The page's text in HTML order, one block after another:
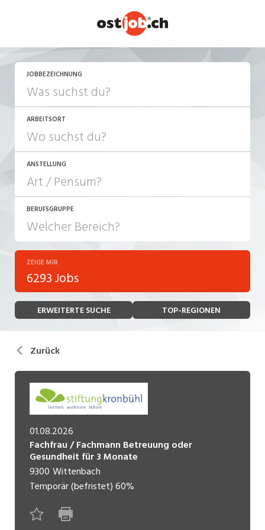
JOBBEZEICHNUNG
ARBEITSORT
ANSTELLUNG
JOB-TYP
Festanstellung
Temporär (befristet)
Freelance
Praktikum
Lehrstelle
Ferienjob
POSITION
Führungsposition
Management / Kader
BERUFSGRUPPE
Bank, Versicherung
Bau, Handwerk, Elektro
Bildung, Kunst, Design, Soziale Berufe, Sport
Einkauf, Logistik, Transport, Verkehr
Engineering, Technik, Architektur
Finanzen, Controlling, Treuhand, Recht
Gartenbau, Landwirtschaft, Forstwirtschaft
Gastronomie, Hotellerie, Tourismus,
Lebensmittel
Immobilien, Facility Management, Reinigung
ZEIGE MIR
6293 Jobs
ERWEITERTE SUCHE TOP-REGIONEN
Zurück
01.08.2026
Fachfrau / Fachmann Betreuung oder
Gesundheit für 3 Monate
9300 Wittenbach
Temporär (befristet)60%